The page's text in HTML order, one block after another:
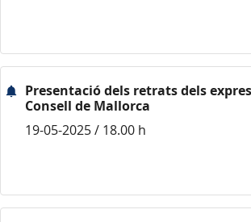
Presentació dels retrats dels
Consell de Mallorca
19-05-2025 / 18.00 h